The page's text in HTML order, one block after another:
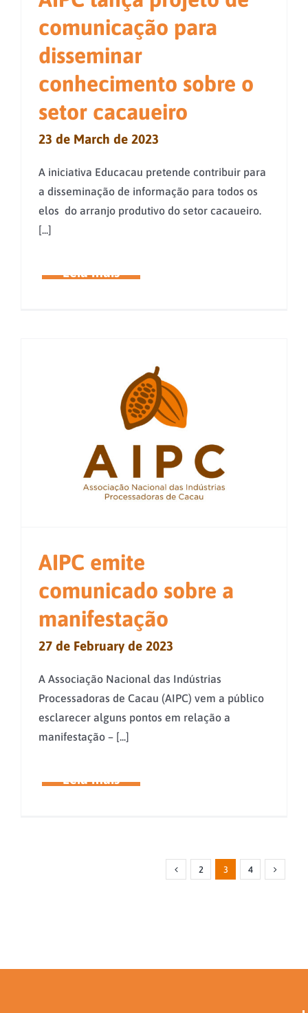
comunicação para
disseminar
conhecimento sobre o
setor cacaueiro
23 de March de 2023
A iniciativa Educacau pretende contribuir para
a disseminação de informação para todos os
elos do arranjo produtivo do setor cacaueiro.
[...]
AIPC emite
comunicado sobre a
manifestação
27 de February de 2023
A Associação Nacional das Indústrias
Processadoras de Cacau (AIPC) vem a público
esclarecer alguns pontos em relação a
manifestação – [...]
2 3 4